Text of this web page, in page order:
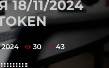
11/2024
30 43